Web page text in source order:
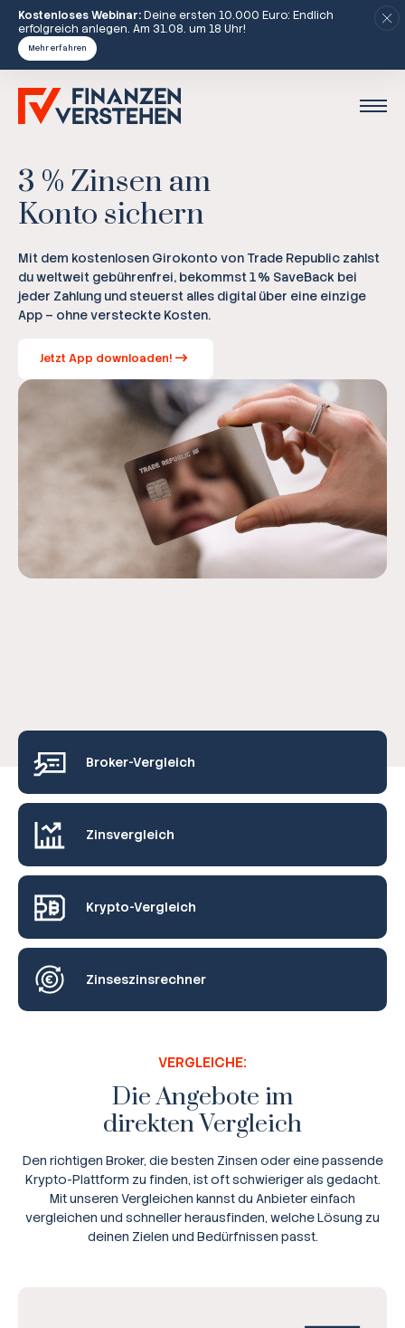
Kostenloses Webinar:Deine ersten 10.000 Euro: Endlich
erfolgreich anlegen. Am 31.08. um 18 Uhr!
Mehr erfahren
3 % Zinsen am
Konto sichern
Mit dem kostenlosen Girokonto von Trade Republic zahlst
du weltweit gebührenfrei, bekommst 1 % SaveBack bei
jeder Zahlung und steuerst alles digital über eine einzige
App – ohne versteckte Kosten.
Jetzt App downloaden!
Broker-Vergleich
Zinsvergleich
Krypto-Vergleich
Zinseszinsrechner
VERGLEICHE:
Die Angebote im
direkten Vergleich
Den richtigen Broker, die besten Zinsen oder eine passende
Krypto-Plattform zu finden, ist oft schwieriger als gedacht.
Mit unseren Vergleichen kannst du Anbieter einfach
vergleichen und schneller herausfinden, welche Lösung zu
deinen Zielen und Bedürfnissen passt.